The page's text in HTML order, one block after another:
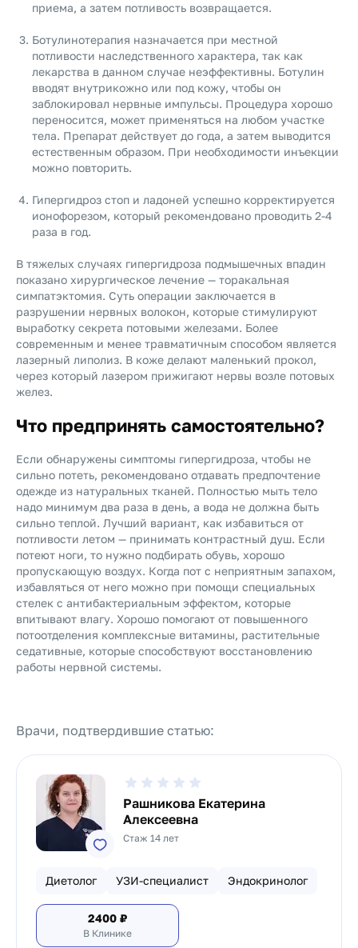
приема, а затем потливость возвращается.
Ботулинотерапия назначается при местной
потливости наследственного характера, так как
лекарства в данном случае неэффективны. Ботулин
вводят внутрикожно или под кожу, чтобы он
заблокировал нервные импульсы. Процедура хорошо
переносится, может применяться на любом участке
тела. Препарат действует до года, а затем выводится
естественным образом. При необходимости инъекции
можно повторить.
Гипергидроз стоп и ладоней успешно корректируется
ионофорезом, который рекомендовано проводить 2-4
раза в год.
В тяжелых случаях гипергидроза подмышечных впадин
показано хирургическое лечение — торакальная
симпатэктомия. Суть операции заключается в
разрушении нервных волокон, которые стимулируют
выработку секрета потовыми железами. Более
современным и менее травматичным способом является
лазерный липолиз. В коже делают маленький прокол,
через который лазером прижигают нервы возле потовых
желез.
Что предпринять самостоятельно?
Если обнаружены симптомы гипергидроза, чтобы не
сильно потеть, рекомендовано отдавать предпочтение
одежде из натуральных тканей. Полностью мыть тело
надо минимум два раза в день, а вода не должна быть
сильно теплой. Лучший вариант, как избавиться от
потливости летом — принимать контрастный душ. Если
потеют ноги, то нужно подбирать обувь, хорошо
пропускающую воздух. Когда пот с неприятным запахом,
избавляться от него можно при помощи специальных
стелек с антибактериальным эффектом, которые
впитывают влагу. Хорошо помогают от повышенного
потоотделения комплексные витамины, растительные
седативные, которые способствуют восстановлению
работы нервной системы.
Врачи, подтвердившие статью:
Рашникова Екатерина
Алексеевна
Стаж 14 лет
Диетолог УЗИ-специалист Эндокринолог
2400 ₽
В Клинике